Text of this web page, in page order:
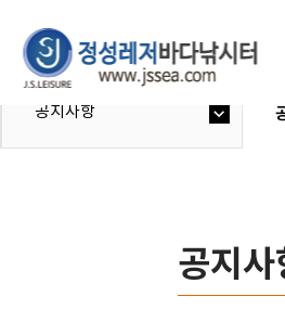
공지사항
공지사